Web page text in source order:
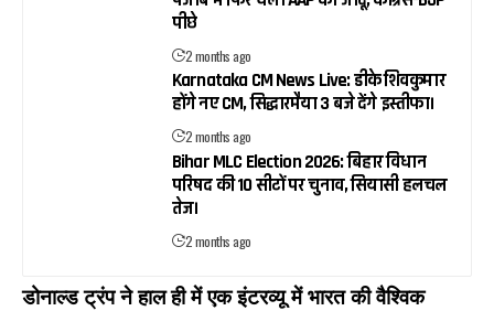
पीछे
2 months ago
Karnataka CM News Live: डीके शिवकुमार
होंगे नए CM, सिद्धारमैया 3 बजे देंगे इस्तीफा।
2 months ago
Bihar MLC Election 2026: बिहार विधान
परिषद की 10 सीटों पर चुनाव, सियासी हलचल
तेज।
2 months ago
डोनाल्ड ट्रंप ने हाल ही में एक इंटरव्यू में भारत की वैश्विक